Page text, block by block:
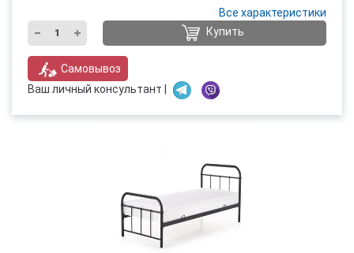
Все характеристики
Купить
Самовывоз
Ваш личный консультант |